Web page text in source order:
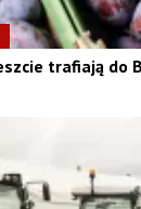
trafiają do